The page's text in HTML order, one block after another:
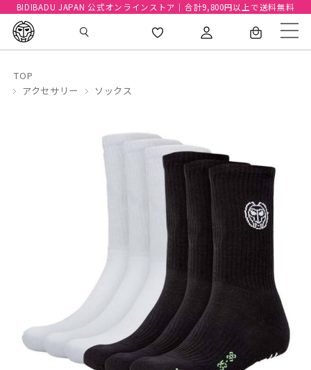
BIDIBADU JAPAN 公式オンラインストア｜合計9,800円以上で送料無料
TOP
アクセサリー
ソックス